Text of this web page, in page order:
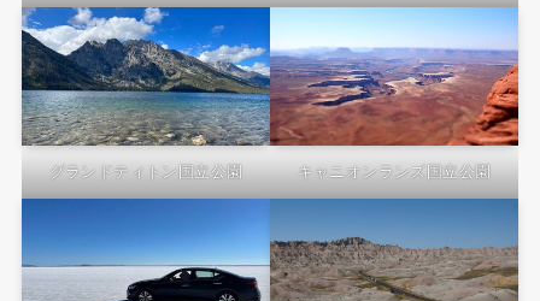
グランドティトン国立公園 キャニオンランズ国立公園